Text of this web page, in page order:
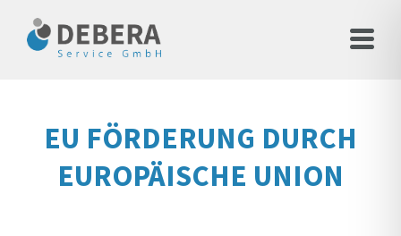
EU FÖRDERUNG DURCH
EUROPÄISCHE UNION